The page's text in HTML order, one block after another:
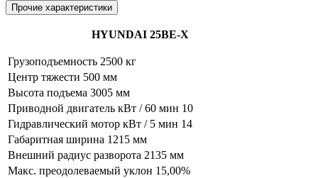
Прочие характеристики
HYUNDAI 25BE-X
Грузоподъемность 2500 кг
Центр тяжести 500 мм
Высота подъема 3005 мм
Приводной двигатель кВт / 60 мин 10
Гидравлический мотор кВт / 5 мин 14
Габаритная ширина 1215 мм
Внешний радиус разворота 2135 мм
Макс. преодолеваемый уклон 15,00%